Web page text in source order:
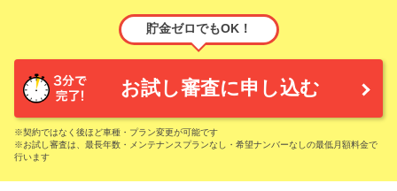
貯金ゼロでもOK！
お試し審査に申し込む
※契約ではなく後ほど車種・プラン変更が可能です
※お試し審査は、最長年数・メンテナンスプランなし・希望ナンバーなしの最低月額料金で
行います